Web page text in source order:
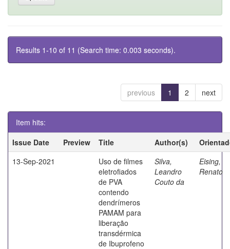
Results 1-10 of 11 (Search time: 0.003 seconds).
previous 1 2 next
Item hits:
Issue Date
Preview Title Author(s)
13-Sep-2021
Uso de filmes
eletrofiados
de PVA
contendo
dendrímeros
PAMAM para
liberação
transdérmica
de Ibuprofeno
Silva,
Leandro
Couto da
Eising,
Renato